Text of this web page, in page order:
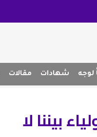
لوجه شهادات مقالات
بيننا لا